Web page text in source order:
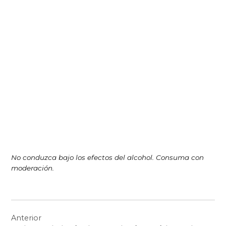
No conduzca bajo los efectos del alcohol. Consuma con
moderación.
de
Anterior